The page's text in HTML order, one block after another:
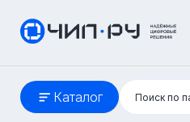
Каталог
Поиск:
Поиск по